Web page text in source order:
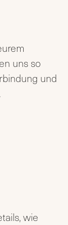
uns so
und
wie